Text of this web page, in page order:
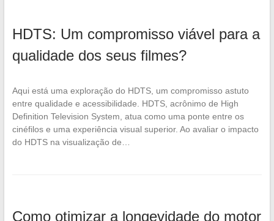
HDTS: Um compromisso viável para a
qualidade dos seus filmes?
Aqui está uma exploração do HDTS, um compromisso astuto
entre qualidade e acessibilidade. HDTS, acrônimo de High
Definition Television System, atua como uma ponte entre os
cinéfilos e uma experiência visual superior. Ao avaliar o impacto
do HDTS na visualização de…
Como otimizar a longevidade do motor